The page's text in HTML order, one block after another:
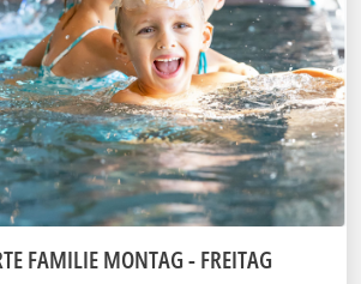
FAMILIE MONTAG - FREITAG